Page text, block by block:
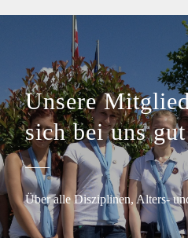
Unsere
sich bei uns
Über alle Disziplinen, Alters-